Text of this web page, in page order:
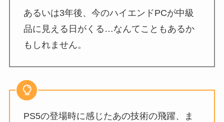
あるいは3年後、今のハイエンドPCが中級
品に見える日がくる…なんてこともあるか
もしれません。
PS5の登場時に感じたあの技術の飛躍、ま